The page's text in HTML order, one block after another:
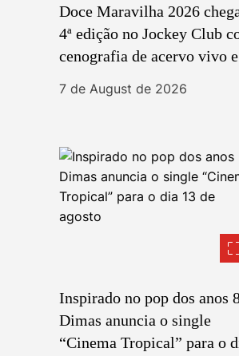
Doce Maravilha 2026
4ª edição no Jockey Club
cenografia de acervo vivo e
7 de August de 2026
Inspirado no pop dos anos
Dimas anuncia o single
“Cinema Tropical” para o